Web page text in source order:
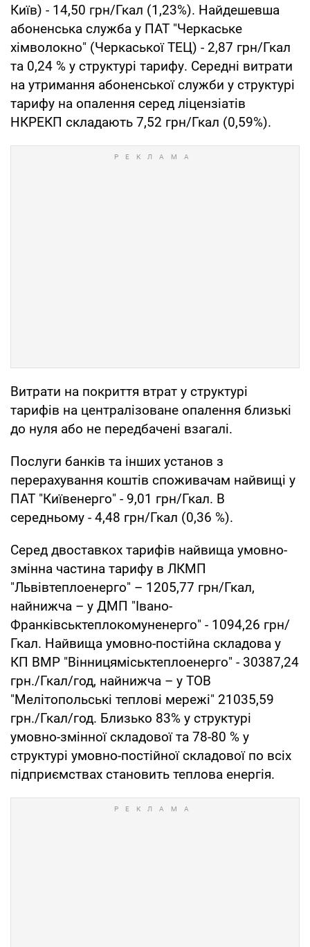
Київ) - 14,50 грн/Гкал (1,23%). Найдешевша
абоненська служба у ПАТ "Черкаське
хімволокно" (Черкаської ТЕЦ) - 2,87 грн/Гкал
та 0,24 % у структурі тарифу. Середні витрати
на утримання абоненської служби у структурі
тарифу на опалення серед ліцензіатів
НКРЕКП складають 7,52 грн/Гкал (0,59%).
Витрати на покриття втрат у структурі
тарифів на централізоване опалення близькі
до нуля або не передбачені взагалі.
Послуги банків та інших установ з
перерахування коштів споживачам найвищі у
ПАТ "Київенерго" - 9,01 грн/Гкал. В
середньому - 4,48 грн/Гкал (0,36 %).
Серед двоставкох тарифів найвища умовно-
змінна частина тарифу в ЛКМП
"Львівтеплоенерго" – 1205,77 грн/Гкал,
найнижча – у ДМП "Івано-
Франківськтеплокомуненерго" - 1094,26 грн/
Гкал. Найвища умовно-постійна складова у
КП ВМР "Вінницяміськтеплоенерго" - 30387,24
грн./Гкал/год, найнижча – у ТОВ
"Мелітопольські теплові мережі" 21035,59
грн./Гкал/год. Близько 83% у структурі
умовно-змінної складової та 78-80 % у
структурі умовно-постійної складової по всіх
підприємствах становить теплова енергія.